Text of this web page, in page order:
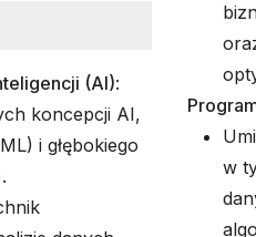
(AI):
koncepcji AI,
i głębokiego
w